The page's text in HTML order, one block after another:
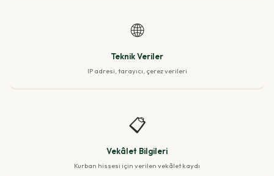
🌐
Teknik Veriler
IP adresi, tarayıcı, çerez verileri
📋
Vekâlet Bilgileri
Kurban hissesi için verilen vekâlet kaydı